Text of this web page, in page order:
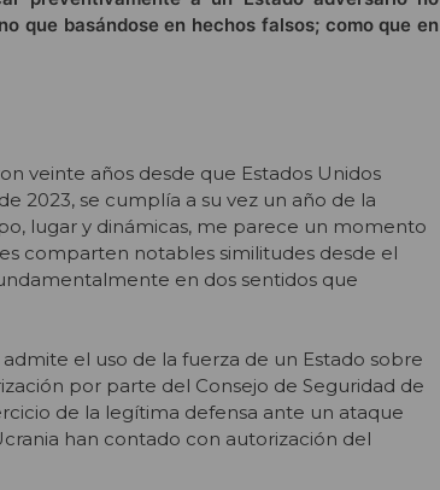
que basándose en hechos falsos; como que en
veinte años desde que Estados Unidos
2023, se cumplía a su vez un año de la
lugar y dinámicas, me parece un momento
comparten notables similitudes desde el
en dos sentidos que
el uso de la fuerza de un Estado sobre
por parte del Consejo de Seguridad de
de la legítima defensa ante un ataque
han contado con autorización del